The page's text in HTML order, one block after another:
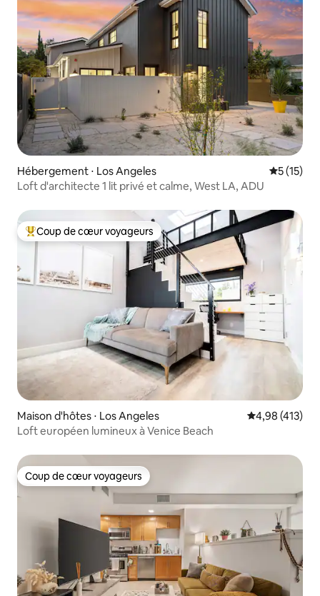
Hébergement ⋅ Los Angeles
5 (15)
Loft d'architecte 1 lit privé et calme, West LA, ADU
Coups de cœur voyageurs les plus appréciés
Coup de cœur voyageurs
Maison d'hôtes ⋅ Los Angeles Évaluation
4,98 (413)
Loft européen lumineux à Venice Beach
Coup de cœur voyageurs
Coup de cœur voyageurs